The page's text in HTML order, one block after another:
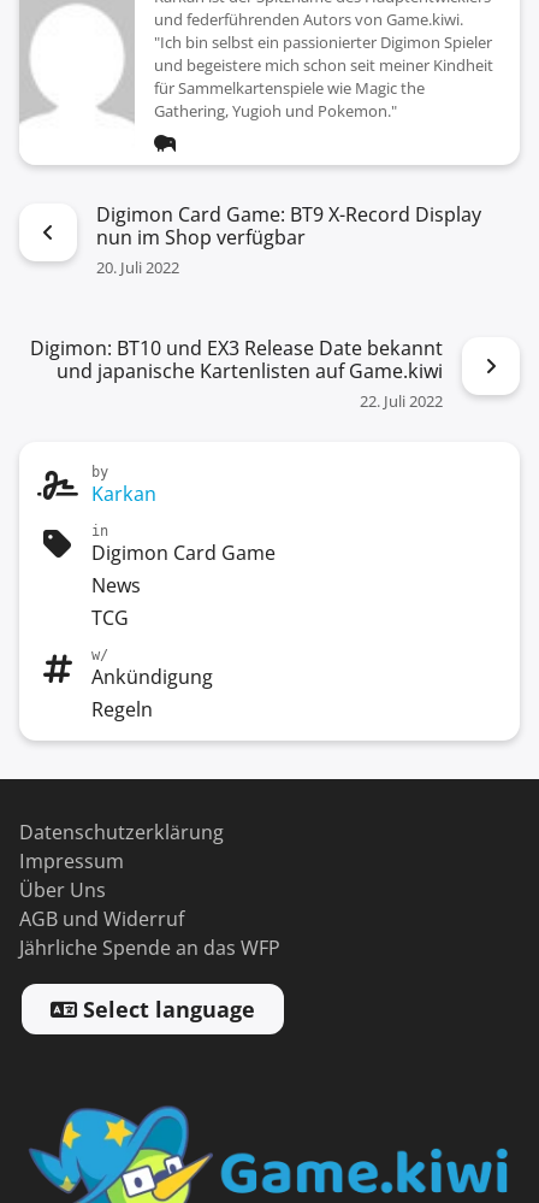
und federführenden Autors von Game.kiwi.
"Ich bin selbst ein passionierter Digimon Spieler
und begeistere mich schon seit meiner Kindheit
für Sammelkartenspiele wie Magic the
Gathering, Yugioh und Pokemon."
Digimon Card Game: BT9 X-Record Display
nun im Shop verfügbar
20. Juli 2022
Digimon: BT10 und EX3 Release Date bekannt
und japanische Kartenlisten auf Game.kiwi
22. Juli 2022
by
Karkan
in
Digimon Card Game
News
TCG
w/
Ankündigung
Regeln
Datenschutzerklärung
Impressum
Über Uns
AGB und Widerruf
Jährliche Spende an das WFP
Select language